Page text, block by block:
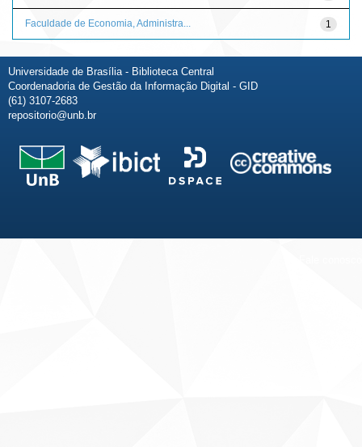
1
Faculdade de Economia, Administra...
Universidade de Brasília - Biblioteca Central
Coordenadoria de Gestão da Informação Digital - GID
(61) 3107-2683
repositorio@unb.br